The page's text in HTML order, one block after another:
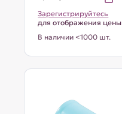
Зарегистрируйтесь
для отображения цены
В наличии <1000 шт.